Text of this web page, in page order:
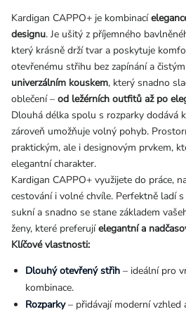
Kardigan CAPPO+ je kombinací
designu. Je ušitý z příjemného
který krásně drží tvar a poskytuje
otevřenému střihu bez zapínání a
univerzálním kouskem, který snadno
oblečení – od ležérních outfitů až po
Dlouhá délka spolu s rozparky dodává
zároveň umožňuje volný pohyb.
praktickým, ale i designovým prvkem,
elegantní charakter.
Kardigan CAPPO+ využijete do práce,
cestování i volné chvíle. Perfektně ladí
sukní a snadno se stane základem
ženy, které preferujíelegantní a
Klíčové vlastnosti:
Dlouhý otevřený střih – ideální pro
kombinace.
Rozparky– přidávají moderní vzhled